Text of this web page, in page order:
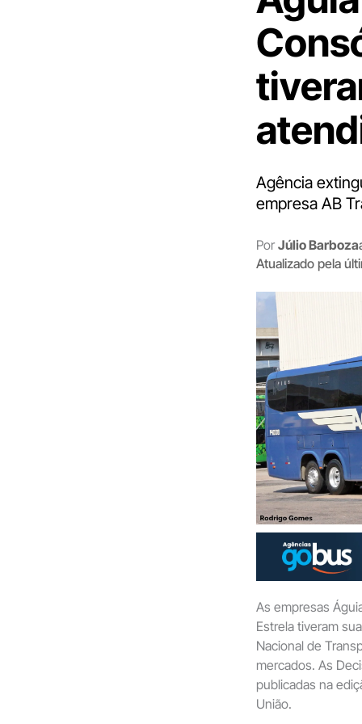
Agência
empresa AB
Por Júlio Barboza
Atualizado pela
As empresas
Estrela tiveram
Nacional de
mercados. As
publicadas na
União.